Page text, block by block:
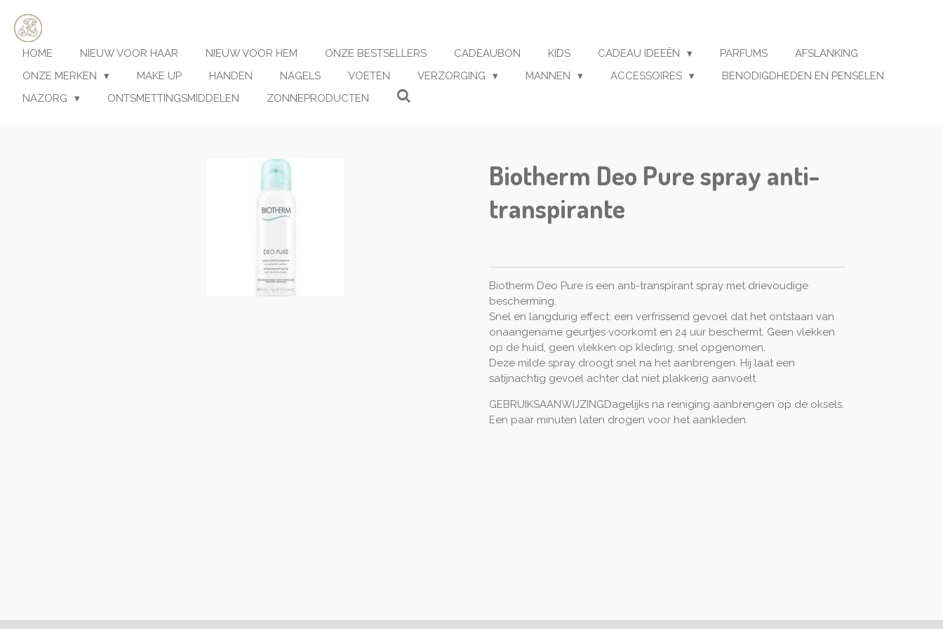
Ga
direct
naar
hoofdinhoud
HOME NIEUW VOOR HAAR NIEUW VOOR HEM ONZE BESTSELLERS CADEAUBON KIDS CADEAU IDEEËN PARFUMS
AFSLANKING
ONZE MERKEN
MAKE UP HANDEN NAGELS VOETEN VERZORGING MANNEN ACCESSOIRES
BENODIGDHEDEN EN PENSELEN
NAZORG
ONTSMETTINGSMIDDELEN ZONNEPRODUCTEN
Biotherm Deo Pure spray anti-
transpirante
Biotherm Deo Pure is een anti-transpirant spray met drievoudige
bescherming.
Snel en langdurig effect: een verfrissend gevoel dat het ontstaan van
onaangename geurtjes voorkomt en 24 uur beschermt. Geen vlekken
op de huid, geen vlekken op kleding, snel opgenomen.
Deze milde spray droogt snel na het aanbrengen. Hij laat een
satijnachtig gevoel achter dat niet plakkerig aanvoelt.
GEBRUIKSAANWIJZINGDagelijks na reiniging aanbrengen op de oksels.
Een paar minuten laten drogen voor het aankleden.